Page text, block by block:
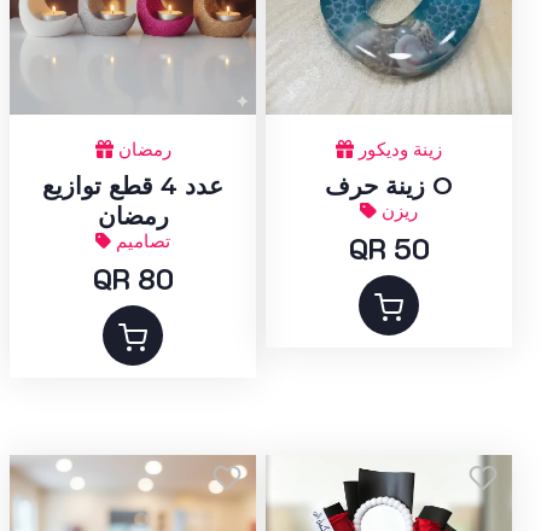
رمضان
عدد 4 قطع توازيع
رمضان
تصاميم
QR 80
زينة وديكور
زينة حرف O
ريزن
QR 50